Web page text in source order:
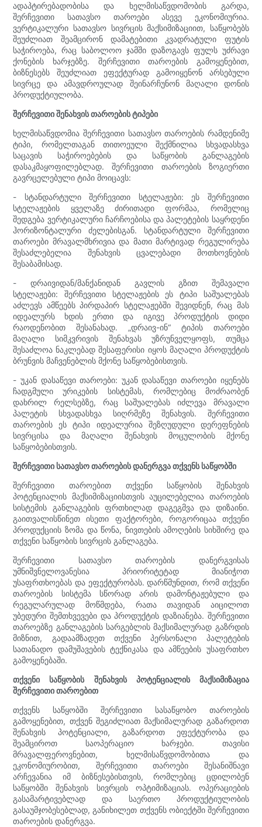
ადაპტირებადობისა და ხელმისაწვდომობის გარდა,
შერჩევითი სათავსო თაროები ასევე ეკონომიურია.
ვერტიკალური სათავსო სივრცის მაქსიმიზაციით, საწყობებს
შეუძლიათ შეამცირონ დამატებითი კვადრატული ფუტის
საჭიროება, რაც საბოლოო ჯამში დაზოგავს ფულს უძრავი
ქონების ხარჯებზე. შერჩევითი თაროების გამოყენებით,
ბიზნესებს შეუძლიათ ეფექტურად გამოიყენონ არსებული
სივრცე და ამავდროულად შეინარჩუნონ მაღალი დონის
პროდუქტიულობა.
შერჩევითი შენახვის თაროების ტიპები
ხელმისაწვდომია შერჩევითი სათავსო თაროების რამდენიმე
ტიპი, რომელთაგან თითოეული შექმნილია სხვადასხვა
საცავის საჭიროებების და საწყობის განლაგების
დასაკმაყოფილებლად. შერჩევითი თაროების ზოგიერთი
გავრცელებული ტიპი მოიცავს:
- სტანდარტული შერჩევითი სტელაჟები: ეს შერჩევითი
სტელაჟების ყველაზე ძირითადი ფორმაა, რომელიც
შედგება ვერტიკალური ჩარჩოებისა და პალეტების საყრდენი
ჰორიზონტალური ძელებისგან. სტანდარტული შერჩევითი
თაროები მრავალმხრივია და მათი მარტივად რეგულირება
შესაძლებელია შენახვის ცვალებადი მოთხოვნების
შესაბამისად.
- დრაივიდან/მანქანიდან გავლის გზით შემავალი
სტელაჟები: შერჩევითი სტელაჟების ეს ტიპი საშუალებას
აძლევს ამწეებს პირდაპირ სტელაჟებში შევიდნენ, რაც მას
იდეალურს ხდის ერთი და იგივე პროდუქტის დიდი
რაოდენობით შესანახად. „დრაივ-ინ“ ტიპის თაროები
მაღალი სიმკვრივის შენახვას უზრუნველყოფს, თუმცა
შესაძლოა ნაკლებად შესაფერისი იყოს მაღალი პროდუქტის
ბრუნვის მაჩვენებლის მქონე საწყობებისთვის.
- უკან დასაწევი თაროები: უკან დასაწევი თაროები იყენებს
ჩადგმული ურიკების სისტემას, რომლებიც მოძრაობენ
დახრილ რელსებზე, რაც საშუალებას იძლევა მრავალი
პალეტის სხვადასხვა სიღრმეზე შენახვის. შერჩევითი
თაროების ეს ტიპი იდეალურია შეზღუდული დერეფნების
სივრცისა და მაღალი შენახვის მოცულობის მქონე
საწყობებისთვის.
შერჩევითი სათავსო თაროების დანერგვა თქვენს საწყობში
შერჩევითი თაროებით თქვენი საწყობის შენახვის
პოტენციალის მაქსიმიზაციისთვის აუცილებელია თაროების
სისტემის განლაგების ფრთხილად დაგეგმვა და დიზაინი.
გაითვალისწინეთ ისეთი ფაქტორები, როგორიცაა თქვენი
პროდუქციის ზომა და წონა, ნივთების ამოღების სიხშირე და
თქვენი საწყობის სივრცის განლაგება.
შერჩევითი სათავსო თაროების დანერგვისას
უმნიშვნელოვანესია პრიორიტეტად მიანიჭოთ
უსაფრთხოებას და ეფექტურობას. დარწმუნდით, რომ თქვენი
თაროების სისტემა სწორად არის დამონტაჟებული და
რეგულარულად მოწმდება, რათა თავიდან აიცილოთ
უბედური შემთხვევები და პროდუქტის დაზიანება. შერჩევითი
თაროებზე განლაგების სარგებლის მაქსიმალურად გაზრდის
მიზნით, გადაამზადეთ თქვენი პერსონალი პალეტების
სათანადო დამუშავების ტექნიკასა და ამწეების უსაფრთხო
გამოყენებაში.
თქვენი საწყობის შენახვის პოტენციალის მაქსიმიზაცია
შერჩევითი თაროებით
თქვენს საწყობში შერჩევითი სასაწყობო თაროების
გამოყენებით, თქვენ შეგიძლიათ მაქსიმალურად გაზარდოთ
შენახვის პოტენციალი, გაზარდოთ ეფექტურობა და
შეამციროთ საოპერაციო ხარჯები. თავისი
მრავალფეროვნებით, ხელმისაწვდომობითა და
ეკონომიურობით, შერჩევითი თაროები შესანიშნავი
არჩევანია იმ ბიზნესებისთვის, რომლებიც ცდილობენ
საწყობში შენახვის სივრცის ოპტიმიზაციას. ოპერაციების
გასამარტივებლად და საერთო პროდუქტიულობის
გასაუმჯობესებლად, განიხილეთ თქვენს ობიექტში შერჩევითი
თაროების დანერგვა.